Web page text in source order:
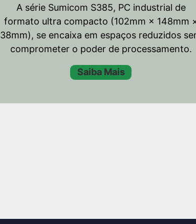
A série Sumicom S385, PC industrial de
formato ultra compacto (102mm × 148mm
38mm), se encaixa em espaços reduzidos
comprometer o poder de processamento.
Saiba Mais